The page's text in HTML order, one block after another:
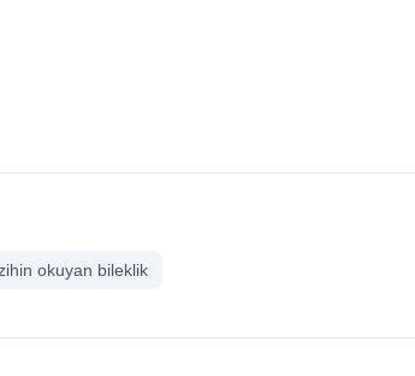
okuyan bileklik